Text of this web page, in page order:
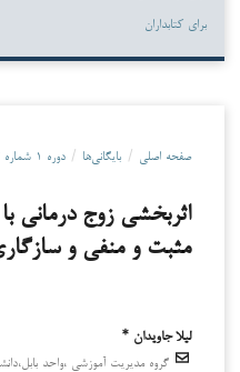
برای کتابداران
صفحه اصلی / بایگانی‌ها / دوره ۱ شماره ۳ (۱۴۰۱): پیاپی ۳
مثبت و منفی و
لیلا جاویدان *
گروه مدیریت آموزشی ،واحد